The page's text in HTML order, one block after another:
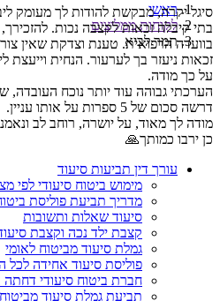
ראשי
לקוחות ממליצים
תמר לביא
סיגל יקרה, מבקשת להודות לך מעומק
בתי קיבלה זכאות לקצבה נכות.
בוועדה הרפואית. טענת וצדקת שאין
זכאות ניעזר בך לערעור. הנחית
על כך מודה.
הערכתי גבוהה עוד יותר נוכח העובדה,
דרשה סכום של 5 ספרות על אותו עניין.
מודה לך מאוד, על יושרה, רוחב לב
כן ירבו כמותך🙏
עורך דין תביעות סיעוד
מימוש ביטוח סיעודי לפי
מדריך תביעת פוליסת
סיעוד שאלות ותשובות
קצבת ילד נכה וקצבת
גמלת סיעוד מביטוח לאומי
פוליסת סיעוד אחידה לכל
חברת ביטוח סיעודי
תביעת גמלת סיעוד